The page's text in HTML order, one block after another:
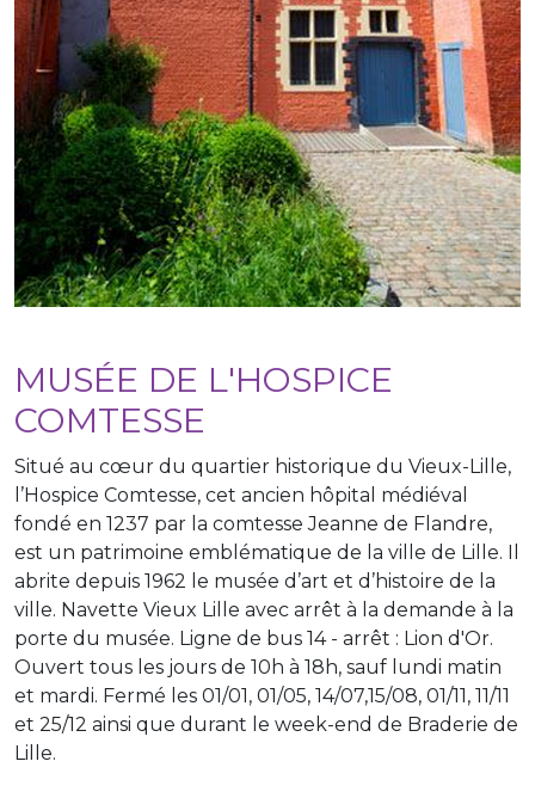
MUSÉE DE L'HOSPICE
COMTESSE
Situé au cœur du quartier historique du Vieux-Lille,
l’Hospice Comtesse, cet ancien hôpital médiéval
fondé en 1237 par la comtesse Jeanne de Flandre,
est un patrimoine emblématique de la ville de Lille. Il
abrite depuis 1962 le musée d’art et d’histoire de la
ville. Navette Vieux Lille avec arrêt à la demande à la
porte du musée. Ligne de bus 14 - arrêt : Lion d'Or.
Ouvert tous les jours de 10h à 18h, sauf lundi matin
et mardi. Fermé les 01/01, 01/05, 14/07,15/08, 01/11, 11/11
et 25/12 ainsi que durant le week-end de Braderie de
Lille.